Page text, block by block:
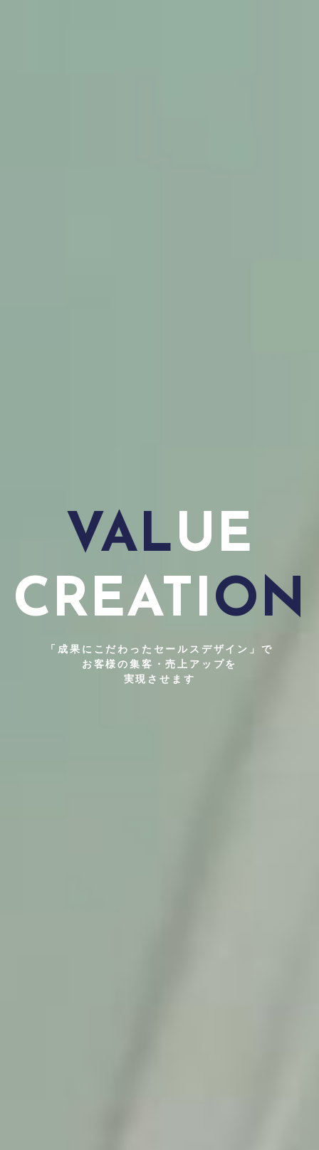
VALUE
CREATION
「成果にこだわったセールスデザイン」で
お客様の集客・売上アップを
実現させます